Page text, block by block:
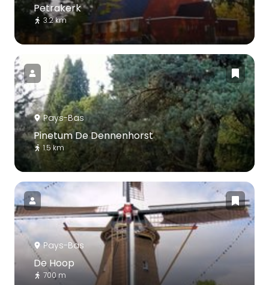
Petrakerk
3.2 km
Pays-Bas
Pinetum De Dennenhorst
1.5 km
Pays-Bas
De Hoop
700 m